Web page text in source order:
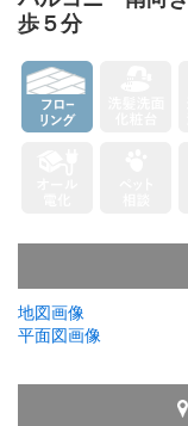
歩５分
地図画像
平面図画像